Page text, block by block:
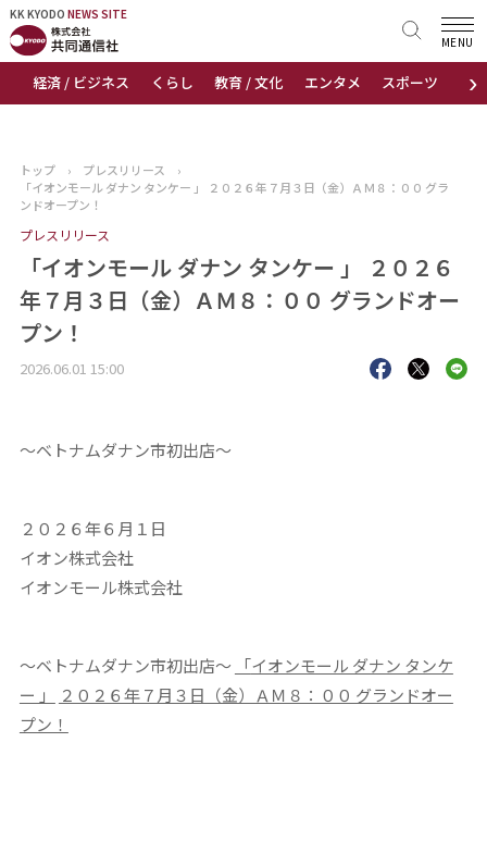
KK KYODO NEWS SITE
›
経済 / ビジネス くらし 教育 / 文化 エンタメ スポーツ 地域
MENU
KK KYODONEWS SITE
トップページ
ニュース
おすすめコンテンツ
出版物
会社概要
トップ › プレスリリース
›
「イオンモール ダナン タンケー 」 ２０２６年７月３日（金）ＡＭ８：００ グラ
ンドオープン！
プレスリリース
「イオンモール ダナン タンケー 」 ２０２６
年７月３日（金）ＡＭ８：００ グランドオー
プン！
2026.06.01 15:00
～ベトナムダナン市初出店～
２０２６年６月１日
イオン株式会社
イオンモール株式会社
～ベトナムダナン市初出店～ 「イオンモール ダナン タンケ
ー 」
２０２６年７月３日（金）ＡＭ８：００ グランドオー
プン！